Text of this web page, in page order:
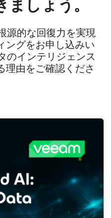
源的な回復力を実現
ングをお申し込みい
のインテリジェンス
由をご確認くださ